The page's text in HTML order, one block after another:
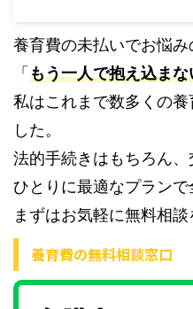
養育費の未払いでお悩
「 もう一人で抱え込ま
私はこれまで数多くの
した。
法的手続きはもちろん
ひとりに最適なプランで
まずはお気軽に無料相談
養育費の無料相談窓口